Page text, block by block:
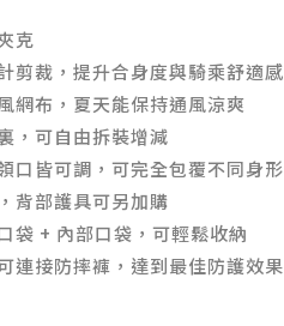
克
剪裁，提升合身度與騎乘舒適感
網布，夏天能保持通風涼爽
，可自由拆裝增減
口皆可調，可完全包覆不同身形
背部護具可另加購
袋 + 內部口袋，可輕鬆收納
連接防摔褲，達到最佳防護效果